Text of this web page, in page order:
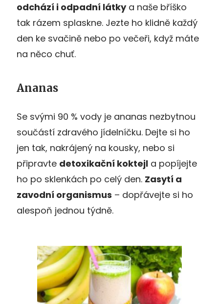
odchází i odpadní látkya naše bříško
tak rázem splaskne. Jezte ho klidně každý
den ke svačině nebo po večeři, když máte
na něco chuť.
Ananas
Se svými 90 % vody je ananas nezbytnou
součástí zdravého jídelníčku. Dejte si ho
jen tak, nakrájený na kousky, nebo si
připravte detoxikační koktejl a popíjejte
ho po sklenkách po celý den. Zasytí a
zavodní organismus – dopřávejte si ho
alespoň jednou týdně.